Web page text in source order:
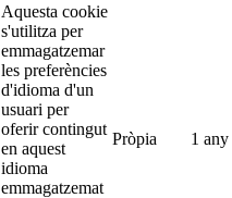
Aquesta cookie
s'utilitza per
emmagatzemar
les preferències
d'idioma d'un
usuari per
oferir contingut
en aquest
idioma
emmagatzemat
Pròpia 1 any